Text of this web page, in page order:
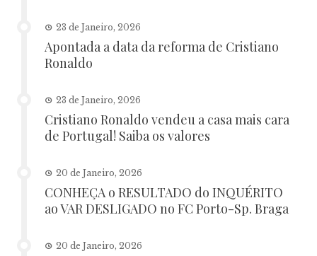
23 de Janeiro, 2026
Apontada a data da reforma de Cristiano
Ronaldo
23 de Janeiro, 2026
Cristiano Ronaldo vendeu a casa mais cara
de Portugal! Saiba os valores
20 de Janeiro, 2026
CONHEÇA o RESULTADO do INQUÉRITO
ao VAR DESLIGADO no FC Porto-Sp. Braga
20 de Janeiro, 2026